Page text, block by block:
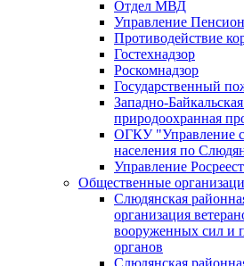
Отдел МВД
Управление
Противодействие
Гостехнадзор
Роскомнадзор
Государственный
Западно-
природоохранная
ОГКУ "Управление
населения по
Управление
Общественные
Слюдянская
организация
вооруженных сил и
органов
Слюдянская